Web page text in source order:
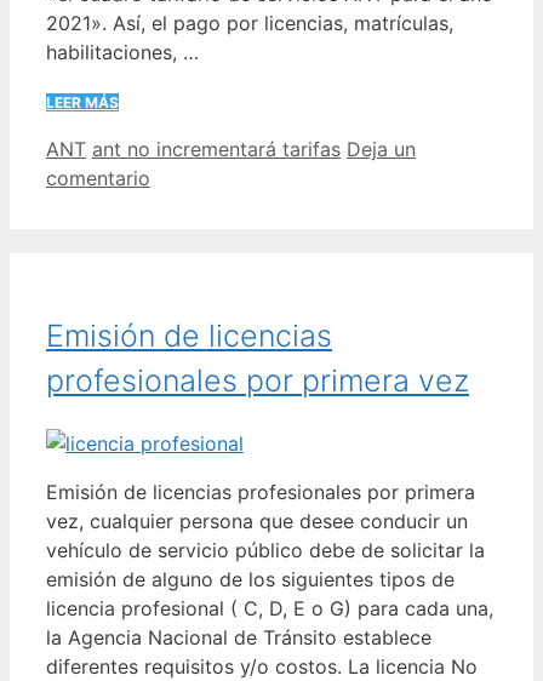
2021». Así, el pago por licencias, matrículas,
habilitaciones, …
LEER MÁS
Categorías
ANT Etiquetas
ant no incrementará tarifas Deja un
comentario
Emisión de licencias
profesionales por primera vez
Emisión de licencias profesionales por primera
vez, cualquier persona que desee conducir un
vehículo de servicio público debe de solicitar la
emisión de alguno de los siguientes tipos de
licencia profesional ( C, D, E o G) para cada una,
la Agencia Nacional de Tránsito establece
diferentes requisitos y/o costos. La licencia No